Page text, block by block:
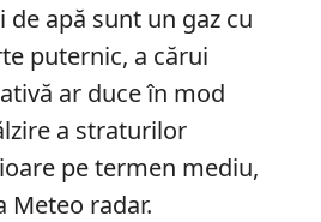
apă sunt un gaz cu
puternic, a cărui
ar duce în mod
a straturilor
pe termen mediu,
Meteo radar.